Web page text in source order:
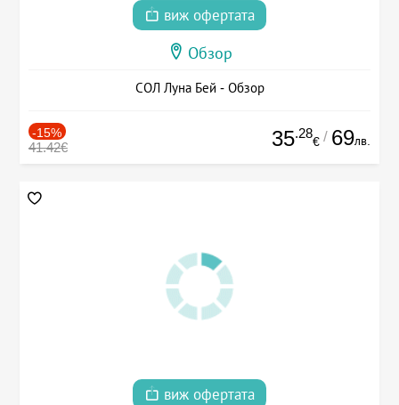
виж офертата
Обзор
СОЛ Луна Бей - Обзор
-15%
41.42€ 35.28
€ / 69лв.
виж офертата